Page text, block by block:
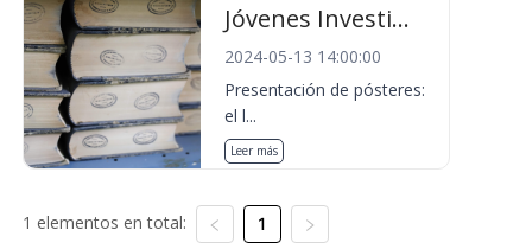
Jóvenes Investi...
2024-05-13 14:00:00
Presentación de pósteres:
el l...
Leer más
1 elementos en total: 1